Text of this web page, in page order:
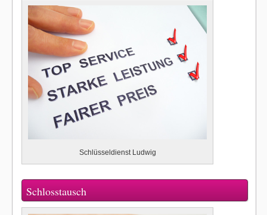
Schlüsseldienst Ludwig
Schlosstausch